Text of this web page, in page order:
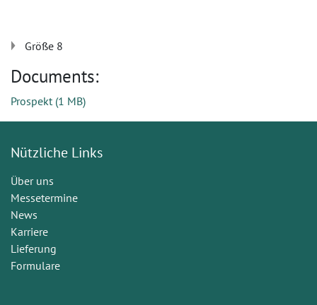
Größe 8
Documents:
Prospekt(1 MB)
Nützliche Links
Über uns
Messetermine
News
Karriere
Lieferung
Formulare